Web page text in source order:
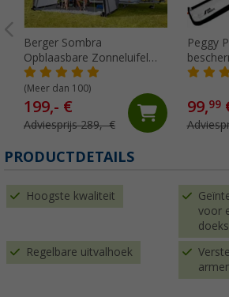
Berger Sombra
Opblaasbare Zonneluifel
4m
(Meer dan 100)
199,- €
Adviesprijs 289,- €
Peggy
99,99
PRODUCTDETAILS
Hoogste kwaliteit
voor
Regelbare uitvalhoek